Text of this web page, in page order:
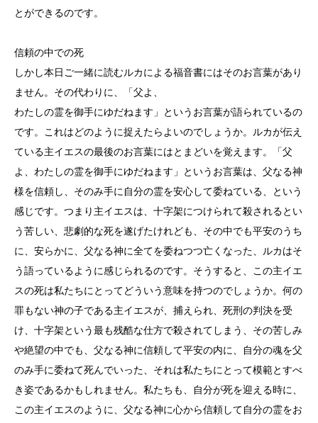
とができるのです。
信頼の中での死
しかし本日ご一緒に読むルカによる福音書にはそのお言葉があり
ません。その代わりに、「父よ、
わたしの霊を御手にゆだねます」というお言葉が語られているの
です。これはどのように捉えたらよいのでしょうか。ルカが伝え
ている主イエスの最後のお言葉にはとまどいを覚えます。「父
よ、わたしの霊を御手にゆだねます」というお言葉は、父なる神
様を信頼し、そのみ手に自分の霊を安心して委ねている、という
感じです。つまり主イエスは、十字架につけられて殺されるとい
う苦しい、悲劇的な死を遂げたけれども、その中でも平安のうち
に、安らかに、父なる神に全てを委ねつつ亡くなった、ルカはそ
う語っているように感じられるのです。そうすると、この主イエ
スの死は私たちにとってどういう意味を持つのでしょうか。何の
罪もない神の子である主イエスが、捕えられ、死刑の判決を受
け、十字架という最も残酷な仕方で殺されてしまう、その苦しみ
や絶望の中でも、父なる神に信頼して平安の内に、自分の魂を父
のみ手に委ねて死んでいった、それは私たちにとって模範とすべ
き姿であるかもしれません。私たちも、自分が死を迎える時に、
この主イエスのように、父なる神に心から信頼して自分の霊をお